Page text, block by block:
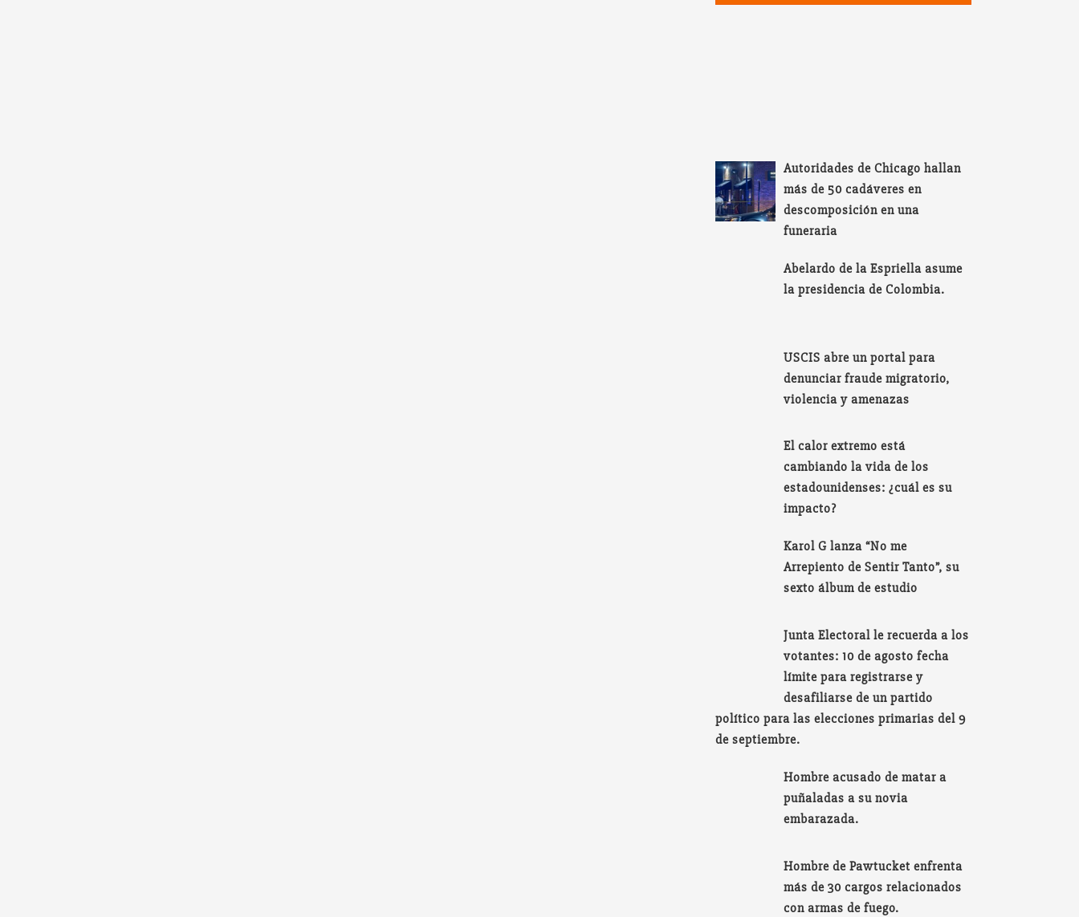
Autoridades de Chicago hallan
más de 50 cadáveres en
descomposición en una
funeraria
Abelardo de la Espriella asume
la presidencia de Colombia.
USCIS abre un portal para
denunciar fraude migratorio,
violencia y amenazas
El calor extremo está
cambiando la vida de los
estadounidenses: ¿cuál es su
impacto?
Karol G lanza “No me
Arrepiento de Sentir Tanto”, su
sexto álbum de estudio
Junta Electoral le recuerda a los
votantes: 10 de agosto fecha
límite para registrarse y
desafiliarse de un partido
político para las elecciones primarias del 9
de septiembre.
Hombre acusado de matar a
puñaladas a su novia
embarazada.
Hombre de Pawtucket enfrenta
más de 30 cargos relacionados
con armas de fuego.